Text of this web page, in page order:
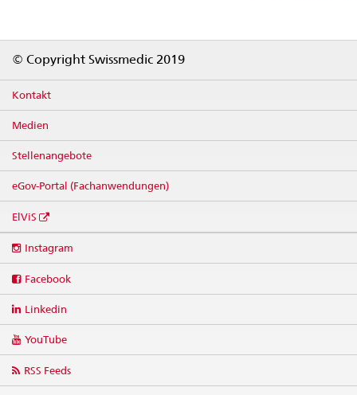
© Copyright Swissmedic 2019
Kontakt
Medien
Stellenangebote
eGov-Portal (Fachanwendungen)
ElViS
media
Instagram
Facebook
Linkedin
YouTube
RSS Feeds